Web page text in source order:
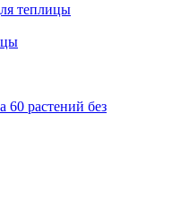
теплицы
растений без